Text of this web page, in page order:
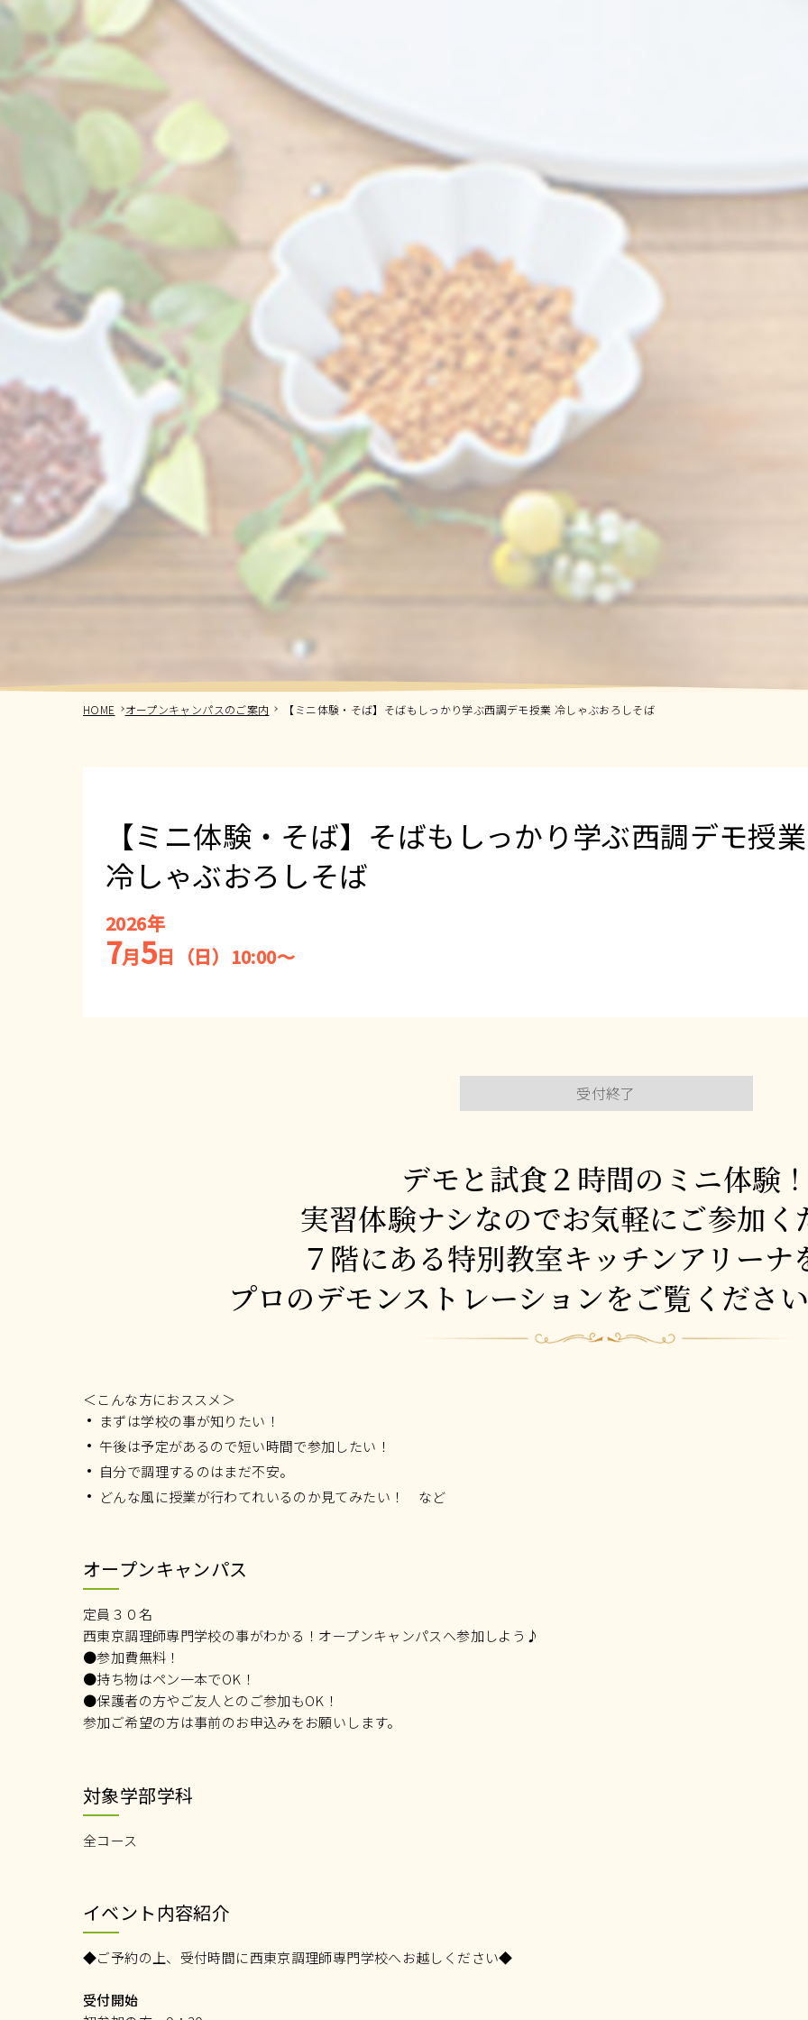
HOME オープンキャンパスのご案内 【ミニ体験・そば】そばもしっかり学ぶ西調デモ授業 冷しゃぶおろしそば
【ミニ体験・そば】そばもしっかり学ぶ西調デモ授業
冷しゃぶおろしそば
2026年
7月5日（日）10:00～
受付終了
デモと試食２時間のミニ体験
実習体験ナシなのでお気軽にご参加く
７階にある特別教室キッチンアリーナ
プロのデモンストレーションをご覧くださ
＜こんな方におススメ＞
まずは学校の事が知りたい！
午後は予定があるので短い時間で参加したい！
自分で調理するのはまだ不安。
どんな風に授業が行わてれいるのか見てみたい！ など
オープンキャンパス
定員３０名
西東京調理師専門学校の事がわかる！オープンキャンパスへ参加しよう♪
●参加費無料！
●持ち物はペン一本でOK！
●保護者の方やご友人とのご参加もOK！
参加ご希望の方は事前のお申込みをお願いします。
対象学部学科
全コース
イベント内容紹介
◆ご予約の上、受付時間に西東京調理師専門学校へお越しください◆
受付開始